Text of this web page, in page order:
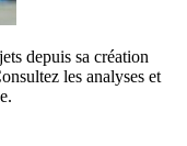
depuis sa création
les analyses et